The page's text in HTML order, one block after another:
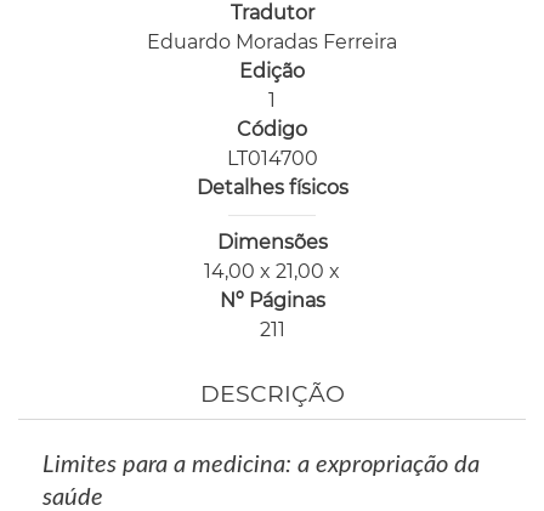
Tradutor
Eduardo Moradas Ferreira
Edição
1
Código
LT014700
Detalhes físicos
Dimensões
14,00 x 21,00 x
Nº Páginas
211
DESCRIÇÃO
Limites para a medicina: a expropriação da
saúde